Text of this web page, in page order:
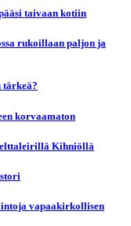
taivaan kotiin
rukoillaan paljon ja
tärkeä?
korvaamaton
Kihniöllä
vapaakirkollisen